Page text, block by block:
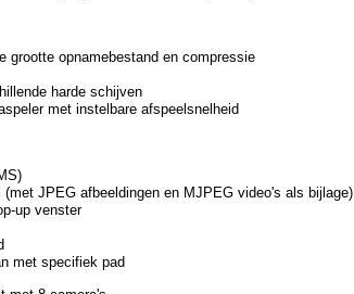
grootte opnamebestand en compressie
harde schijven
met instelbare afspeelsnelheid
(met JPEG afbeeldingen en MJPEG video's als bijlage)
up venster
met specifiek pad